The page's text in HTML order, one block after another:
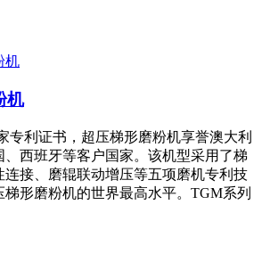
机
专利证书，超压梯形磨粉机享誉澳大利
、西班牙等客户国家。该机型采用了梯
连接、磨辊联动增压等五项磨机专利技
形磨粉机的世界最高水平。TGM系列